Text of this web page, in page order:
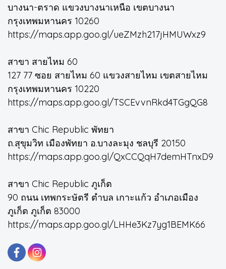
บางนา-ตราด แขวงบางนาเหนือ เขตบางนา
กรุงเทพมหานคร 10260
https://maps.app.goo.gl/ueZMzh217jHMUWxz9
สาขา สายไหม 60
127 77 ซอย สายไหม 60 แขวงสายไหม เขตสายไหม
กรุงเทพมหานคร 10220
https://maps.app.goo.gl/TSCEvvnRkd4TGgQG8
สาขา Chic Republic พัทยา
ถ.สุขุมวิท เมืองพัทยา อ.บางละมุง ชลบุรี 20150
https://maps.app.goo.gl/QxCCQqH7demHTnxD9
สาขา Chic Republic ภูเก็ต
90 ถนน เทพกระษัตรี ตำบล เกาะแก้ว อำเภอเมือง
ภูเก็ต ภูเก็ต 83000
https://maps.app.goo.gl/LHHe3Kz7yg1BEMK66